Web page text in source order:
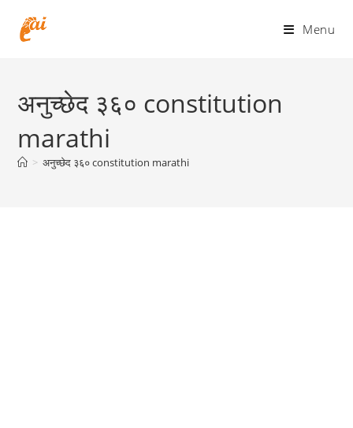
Menu
अनुच्छेद ३६० constitution
marathi
> अनुच्छेद ३६० constitution marathi